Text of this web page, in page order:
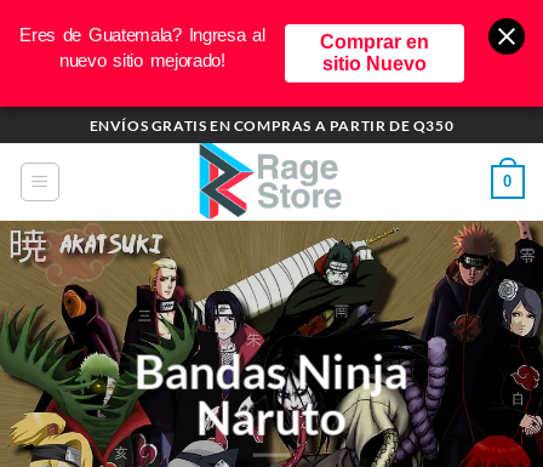
al
contenido
ENVÍOS GRATIS EN COMPRAS A PARTIR DE Q350
0
Bandas Ninja
Naruto
Eres de Guatemala? Ingresa al
nuevo sitio mejorado!
Comprar en
sitio Nuevo